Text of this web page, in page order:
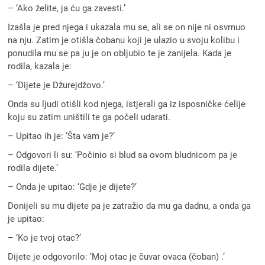
– ‘Ako želite, ja ću ga zavesti.’
Izašla je pred njega i ukazala mu se, ali se on nije ni osvrnuo
na nju. Zatim je otišla čobanu koji je ulazio u svoju kolibu i
ponudila mu se pa ju je on obljubio te je zanijela. Kada je
rodila, kazala je:
– ‘Dijete je Džurejdžovo.’
Onda su ljudi otišli kod njega, istjerali ga iz isposničke ćelije
koju su zatim uništili te ga počeli udarati.
– Upitao ih je: ‘Šta vam je?’
– Odgovori li su: ‘Počinio si blud sa ovom bludnicom pa je
rodila dijete.’
– Onda je upitao: ‘Gdje je dijete?’
Donijeli su mu dijete pa je zatražio da mu ga dadnu, a onda ga
je upitao:
– ‘Ko je tvoj otac?’
Dijete je odgovorilo: ‘Moj otac je čuvar ovaca (čoban) .’